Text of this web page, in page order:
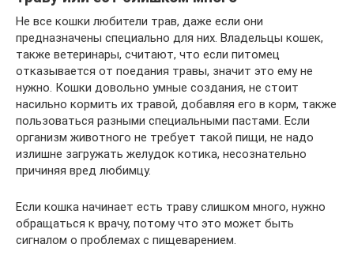
Не все кошки любители трав, даже если они
предназначены специально для них. Владельцы кошек,
также ветеринары, считают, что если питомец
отказывается от поедания травы, значит это ему не
нужно. Кошки довольно умные создания, не стоит
насильно кормить их травой, добавляя его в корм, также
пользоваться разными специальными пастами. Если
организм животного не требует такой пищи, не надо
излишне загружать желудок котика, несознательно
причиняя вред любимцу.
Если кошка начинает есть траву слишком много, нужно
обращаться к врачу, потому что это может быть
сигналом о проблемах с пищеварением.